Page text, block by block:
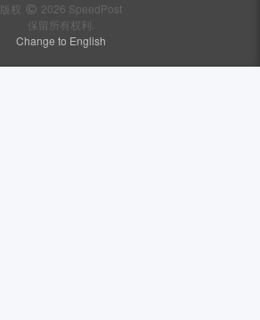
版权
2026 SpeedPost
保留所有权利.
Change to English